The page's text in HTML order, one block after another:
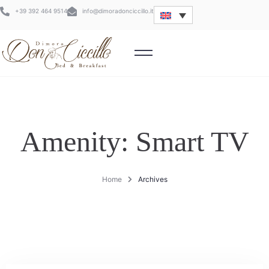
+39 392 464 9514 info@dimoradonciccillo.it
Amenity: Smart TV
Home Archives